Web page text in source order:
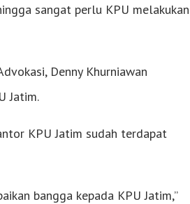
sangat perlu KPU melakukan
Denny Khurniawan
Jatim.
KPU Jatim sudah terdapat
bangga kepada KPU Jatim,”